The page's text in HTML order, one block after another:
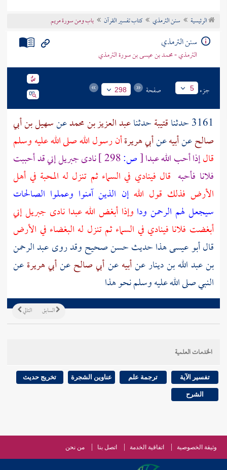
تراجم الأعلام
الرئيسية سنن الترمذي كتاب تفسير القرآن باب ومن سورة مريم
سنن الترمذي
الترمذي - محمد بن عيسى بن سورة الترمذي
جزء 5 صفحة 298
3161 حدثنا قتيبةحدثناعبد العزيز بن محمدعنسهيل بن أبي
صالحعنأبيهعنأبي هريرةأن رسول الله صلى الله عليه وسلم
قالإذا أحب الله عبدا[ص: نادىجبريلإني قد أحببت
فلانا فأحبه قال فينادي في السماء ثم تنزل له المحبة في أهل
الأرض فذلك قول اللهإن الذين آمنوا وعملوا الصالحات
سيجعل لهم الرحمن ودا وإذا أبغض الله عبدا نادى جبريلإني
أبغضت فلانا فينادي في السماء ثم تنزل له البغضاء في الأرض
قال أبو عيسى هذا حديث حسن صحيح وقد روىعبد الرحمن
بن عبد الله بن دينارعنأبيهعنأبي صالحعنأبي هريرةعن
النبي صلى الله عليه وسلم نحو هذا
التالي السابق
الخدمات العلمية
تفسير الآية ترجمة علم عناوين الشجرة تخريج حديث
الشرح
وثيقة الخصوصية اتفاقية الخدمة اتصل بنا من نحن